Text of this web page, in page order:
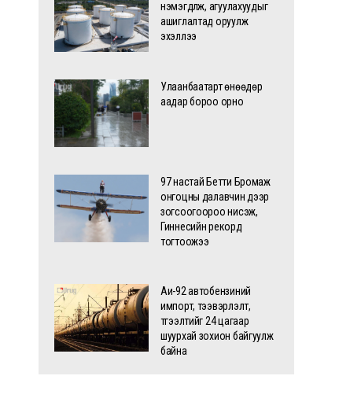
нэмэгдүүлж, агуулахуудыг
ашиглалтад оруулж
эхэллээ
Улаанбаатарт өнөөдөр
аадар бороо орно
97 настай Бетти Бромаж
онгоцны далавчин дээр
зогсоогоороо нисэж,
Гиннесийн рекорд
тогтоожээ
Аи-92 автобензиний
импорт, тээвэрлэлт,
түгээлтийг 24 цагаар
шуурхай зохион байгуулж
байна